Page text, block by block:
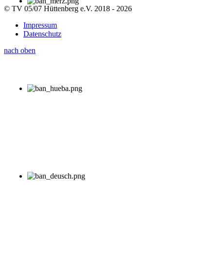
© TV 05/07 Hüttenberg e.V. 2018 - 2026
Impressum
Datenschutz
nach oben